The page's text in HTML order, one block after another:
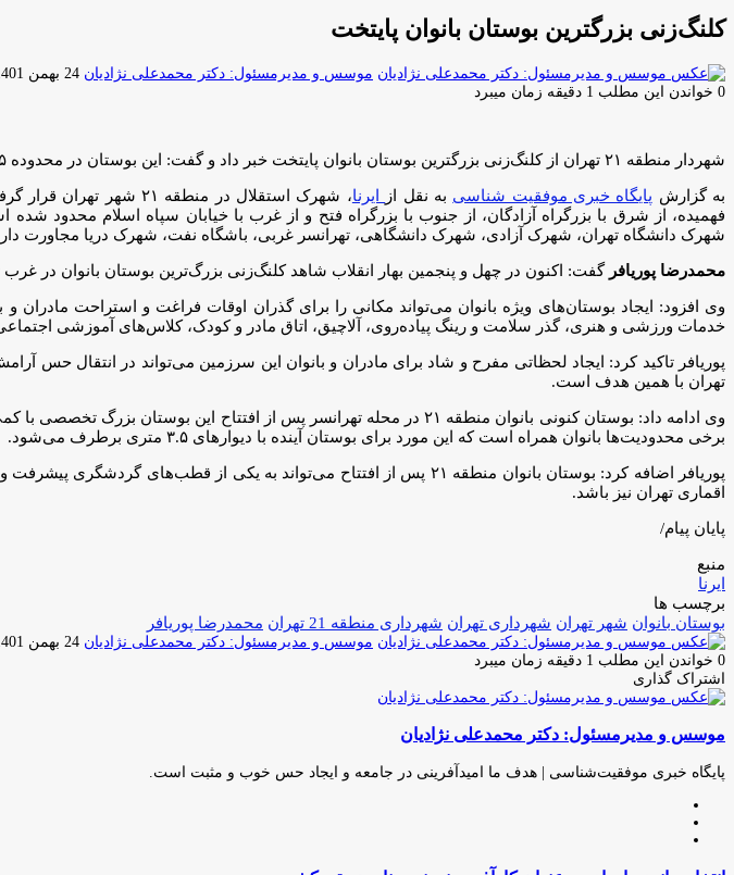
کلنگ‌زنی بزرگترین بوستان بانوان پایتخت
موسس و مدیرمسئول: دکتر محمدعلی نژادیان ارسال
24 بهمن 1401 19:05
0 خواندن این مطلب 1 دقیقه زمان میبرد
شهردار منطقه ۲۱ تهران از کلنگ‌زنی بزرگترین بوستان بانوان پایتخت خبر داد و گفت: این بوستان در محدوده ۵.۵ هکتاری بوستان انرژی در شهرک استقلال احداث می‌شود.
به گزارش پایگاه خبری موفقیت شناسی به نقل از ایرنا
، شهرک استقلال در
فهمیده، از شرق با بزرگراه آزادگان، از جنوب با بزرگراه فتح و از غرب با خیابان سپاه اسلام
شهرک دانشگاه تهران، شهرک آزادی، شهرک دانشگاهی، تهرانسر غربی، باشگاه نفت، شهرک دریا مجاورت
محمدرضا پوریافر گفت: اکنون در چهل و پنجمین بهار انقلاب شاهد کلنگ‌زنی بزرگ‌ترین بوستان بانوان در
وی افزود: ایجاد بوستان‌های ویژه بانوان می‌تواند مکانی را برای گذران اوقات فراغت و استراحت مادران و
خدمات ورزشی و هنری، گذر سلامت و رینگ پیاده‌روی، آلاچیق، اتاق مادر و کودک، کلاس‌های آموزشی
پوریافر تاکید کرد: ایجاد لحظاتی مفرح و شاد برای مادران و بانوان این سرزمین می‌تواند در انتقال حس
تهران با همین هدف است.
برخی محدودیت‌ها بانوان همراه است که این مورد برای بوستان آینده با دیوارهای ۳.۵ متری برطرف می‌شود.
اقماری تهران نیز باشد.
پایان پیام/
منبع
ایرنا
برچسب ها
بوستان بانوان شهر تهران شهرداری تهران شهرداری منطقه 21 تهران محمدرضا پوریافر
موسس و مدیرمسئول: دکتر محمدعلی نژادیان ارسال
24 بهمن 1401 19:05
0 خواندن این مطلب 1 دقیقه زمان میبرد
اشتراک گذاری
فیس
توئیتر
لینکدین
واتس
تلگرام
اشتراک
از
ایمیل
چاپ
موسس و مدیرمسئول: دکتر محمدعلی نژادیان
پایگاه خبری موفقیت‌شناسی | هدف ما امیدآفرینی در جامعه و ایجاد حس خوب و مثبت است.